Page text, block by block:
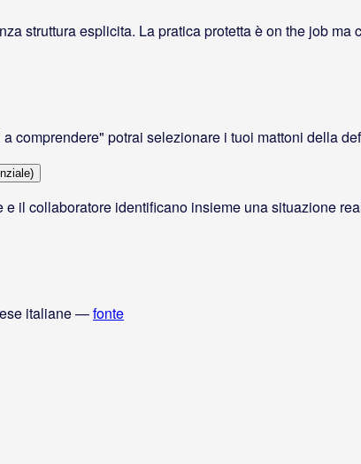
struttura esplicita. La pratica protetta è on the job
comprendere" potrai selezionare i tuoi mattoni della
il collaboratore identificano insieme una situazione
italiane—fonte